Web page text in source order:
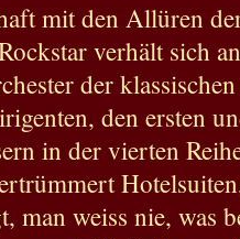
mit den Allüren
verhält sich
der
den ersten
in der vierten
man weiss nie, was